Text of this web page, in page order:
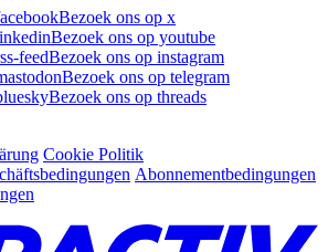
Bezoek ons op x
Bezoek ons op youtube
feedBezoek ons op instagram
Bezoek ons op telegram
Bezoek ons op threads
Cookie Politik
Abonnementbedingungen